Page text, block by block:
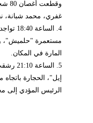
غفري، محمد شبانة،
4.
مستعمرة "حلميش"،
المارة في المكان.
5.
إيل"، الحجارة
الرئيس المؤدي إلى